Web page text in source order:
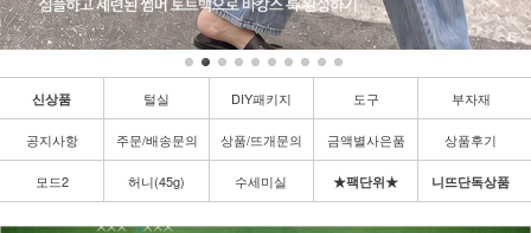
신상품 털실 DIY패키지 도구 부자재
공지사항 주문/배송문의 상품/뜨개문의 금액별사은품 상품후기
모드2 허니(45g) 수세미실 ★팩단위★ 니뜨단독상품